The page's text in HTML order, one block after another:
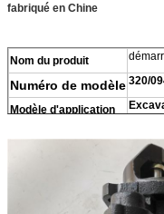
fabriqué en Chine
Nom du produit
Numéro de modèle 320/
Modèle d'application
1
25kg